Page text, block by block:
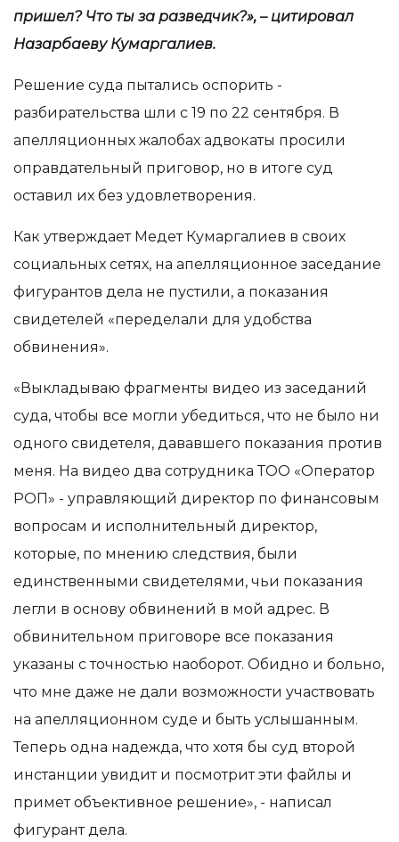
пришел? Что ты за разведчик?», – цитировал
Назарбаеву Кумаргалиев.
Решение суда пытались оспорить -
разбирательства шли с 19 по 22 сентября. В
апелляционных жалобах адвокаты просили
оправдательный приговор, но в итоге суд
оставил их без удовлетворения.
Как утверждает Медет Кумаргалиев в своих
социальных сетях, на апелляционное заседание
фигурантов дела не пустили, а показания
свидетелей «переделали для удобства
обвинения».
«Выкладываю фрагменты видео из заседаний
суда, чтобы все могли убедиться, что не было ни
одного свидетеля, дававшего показания против
меня. На видео два сотрудника ТОО «Оператор
РОП» - управляющий директор по финансовым
вопросам и исполнительный директор,
которые, по мнению следствия, были
единственными свидетелями, чьи показания
легли в основу обвинений в мой адрес. В
обвинительном приговоре все показания
указаны с точностью наоборот. Обидно и больно,
что мне даже не дали возможности участвовать
на апелляционном суде и быть услышанным.
Теперь одна надежда, что хотя бы суд второй
инстанции увидит и посмотрит эти файлы и
примет объективное решение», - написал
фигурант дела.